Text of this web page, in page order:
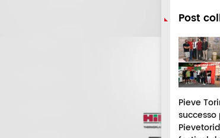
Post
tornano i Fuochi di
Sant'Anna: c'è la
Pieve
successo